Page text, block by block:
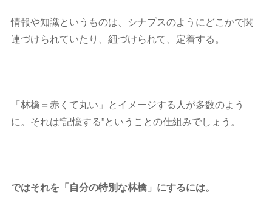
情報や知識というものは、シナプスのようにどこかで関
連づけられていたり、紐づけられて、定着する。
「林檎＝赤くて丸い」とイメージする人が多数のよう
に。それは“記憶する”ということの仕組みでしょう。
ではそれを「自分の特別な林檎」にするには。